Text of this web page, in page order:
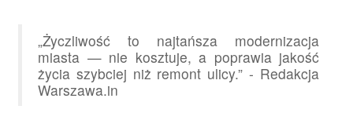
„Życzliwość to najtańsza modernizacja
miasta — nie kosztuje, a poprawia jakość
życia szybciej niż remont ulicy.” - Redakcja
Warszawa.in